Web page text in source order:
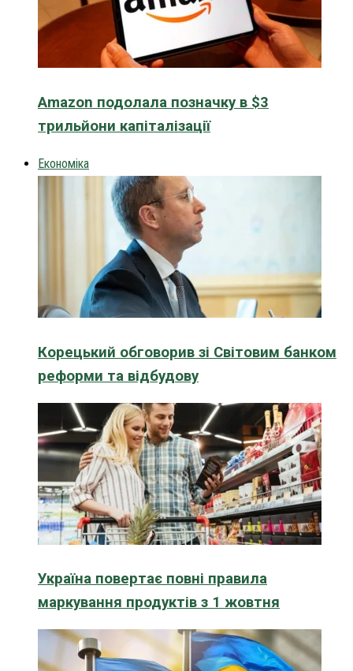
Amazon подолала позначку в $3
трильйони капіталізації
Економіка
Корецький обговорив зі Світовим банком
реформи та відбудову
Україна повертає повні правила
маркування продуктів з 1 жовтня